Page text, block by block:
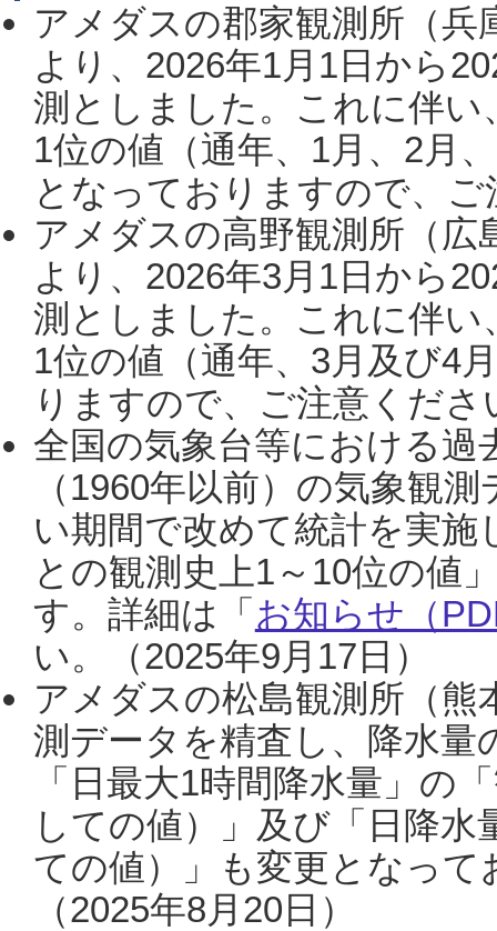
アメダスの郡家観測所（
より、2026年1月1日から
測としました。これに伴い
1位の値（通年、1月、2月
となっておりますので、
アメダスの高野観測所（
より、2026年3月1日から
測としました。これに伴い
1位の値（通年、3月及び4
りますので、ご注意くだ
全国の気象台等における過
（1960年以前）の気象観
い期間で改めて統計を実
との観測史上1～10位の値
す。詳細は「 お知らせ（
い。（2025年9月17日）
アメダスの松島観測所（熊
測データを精査し、降水
「日最大1時間降水量」の
しての値）」及び「日降
ての値）」も変更となっ
（2025年8月20日）